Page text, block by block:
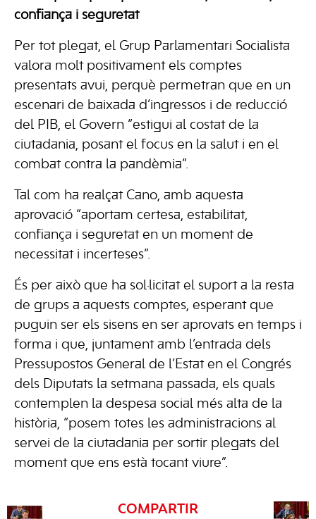
confiança i seguretat
Per tot plegat, el Grup Parlamentari Socialista
valora molt positivament els comptes
presentats avui, perquè permetran que en un
escenari de baixada d’ingressos i de reducció
del PIB, el Govern “estigui al costat de la
ciutadania, posant el focus en la salut i en el
combat contra la pandèmia”.
Tal com ha realçat Cano, amb aquesta
aprovació “aportam certesa, estabilitat,
confiança i seguretat en un moment de
necessitat i incerteses”.
És per això que ha sol·licitat el suport a la resta
de grups a aquests comptes, esperant que
puguin ser els sisens en ser aprovats en temps i
forma i que, juntament amb l’entrada dels
Pressupostos General de l’Estat en el Congrés
dels Diputats la setmana passada, els quals
contemplen la despesa social més alta de la
història, “posem totes les administracions al
servei de la ciutadania per sortir plegats del
moment que ens està tocant viure”.
COMPARTIR